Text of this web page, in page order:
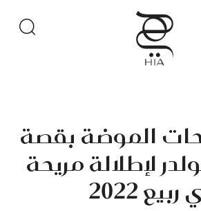
الموضة بقصة
لإطلالة مريحة
2022